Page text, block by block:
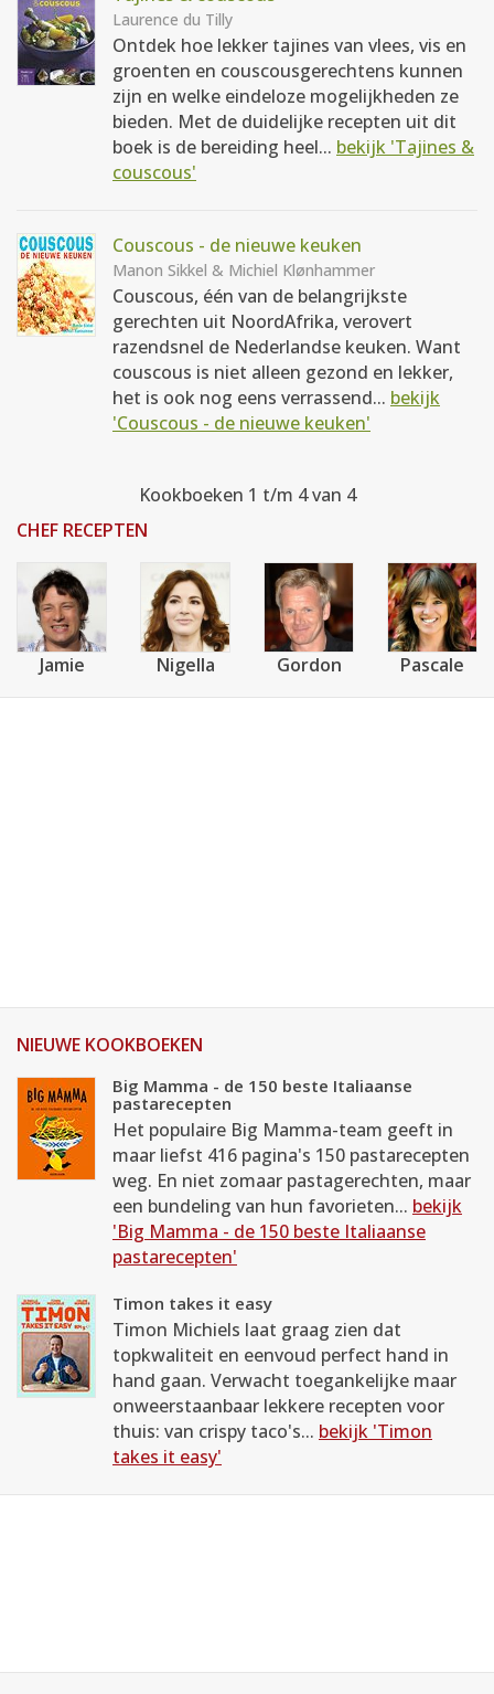
Laurence du Tilly
Ontdek hoe lekker tajines van vlees, vis en
groenten en couscousgerechtens kunnen
zijn en welke eindeloze mogelijkheden ze
bieden. Met de duidelijke recepten uit dit
boek is de bereiding heel... bekijk 'Tajines &
couscous'
Couscous - de nieuwe keuken
Manon Sikkel & Michiel Klønhammer
Couscous, één van de belangrijkste
gerechten uit NoordAfrika, verovert
razendsnel de Nederlandse keuken. Want
couscous is niet alleen gezond en lekker,
het is ook nog eens verrassend... bekijk
'Couscous - de nieuwe keuken'
Kookboeken 1 t/m 4 van 4
CHEF RECEPTEN
Jamie Nigella Gordon Pascale
NIEUWE KOOKBOEKEN
Big Mamma - de 150 beste Italiaanse
pastarecepten
Het populaire Big Mamma-team geeft in
maar liefst 416 pagina's 150 pastarecepten
weg. En niet zomaar pastagerechten, maar
een bundeling van hun favorieten... bekijk
'Big Mamma - de 150 beste Italiaanse
pastarecepten'
Timon takes it easy
Timon Michiels laat graag zien dat
topkwaliteit en eenvoud perfect hand in
hand gaan. Verwacht toegankelijke maar
onweerstaanbaar lekkere recepten voor
thuis: van crispy taco's... bekijk 'Timon
takes it easy'